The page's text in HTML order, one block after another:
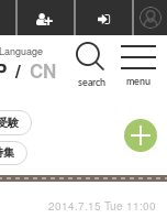
menu
Language
/ CN search
験
集
校受験
2014.7.15 Tue 11:00